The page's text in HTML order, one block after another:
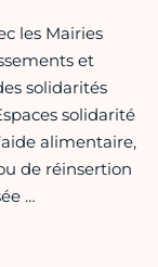
les Mairies
et
solidarités
solidarité
alimentaire,
de réinsertion
…